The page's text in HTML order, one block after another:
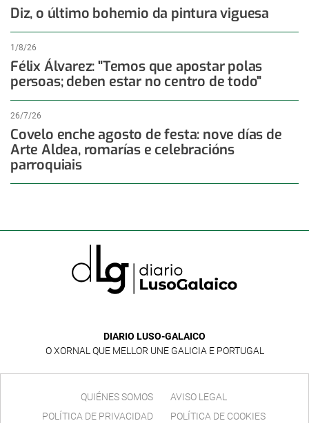
Diz, o último bohemio da pintura viguesa
1/8/26
Félix Álvarez: "Temos que apostar polas
persoas; deben estar no centro de todo"
26/7/26
Covelo enche agosto de festa: nove días de
Arte Aldea, romarías e celebracións
parroquiais
DIARIO LUSO-GALAICO
O XORNAL QUE MELLOR UNE GALICIA E PORTUGAL
QUIÉNES SOMOS
AVISO LEGAL
POLÍTICA DE PRIVACIDAD
POLÍTICA DE COOKIES